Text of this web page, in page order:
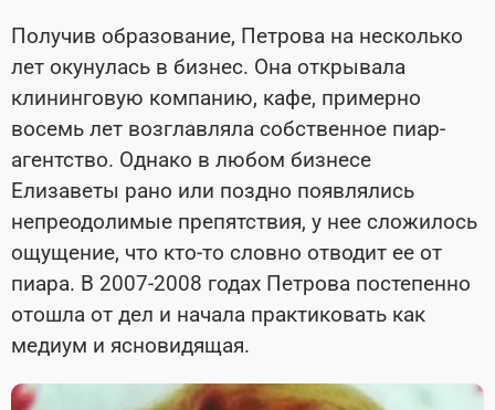
Получив образование, Петрова на несколько
лет окунулась в бизнес. Она открывала
клининговую компанию, кафе, примерно
восемь лет возглавляла собственное пиар-
агентство. Однако в любом бизнесе
Елизаветы рано или поздно появлялись
непреодолимые препятствия, у нее сложилось
ощущение, что кто-то словно отводит ее от
пиара. В 2007-2008 годах Петрова постепенно
отошла от дел и начала практиковать как
медиум и ясновидящая.